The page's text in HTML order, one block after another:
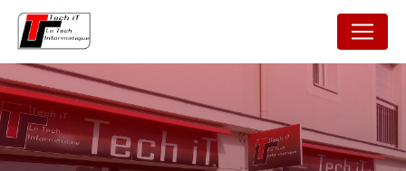
Panneau de gestion des cookies